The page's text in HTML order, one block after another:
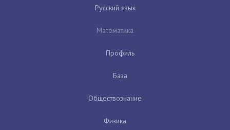
Русский язык
Математика
Профиль
База
Обществознание
Физика